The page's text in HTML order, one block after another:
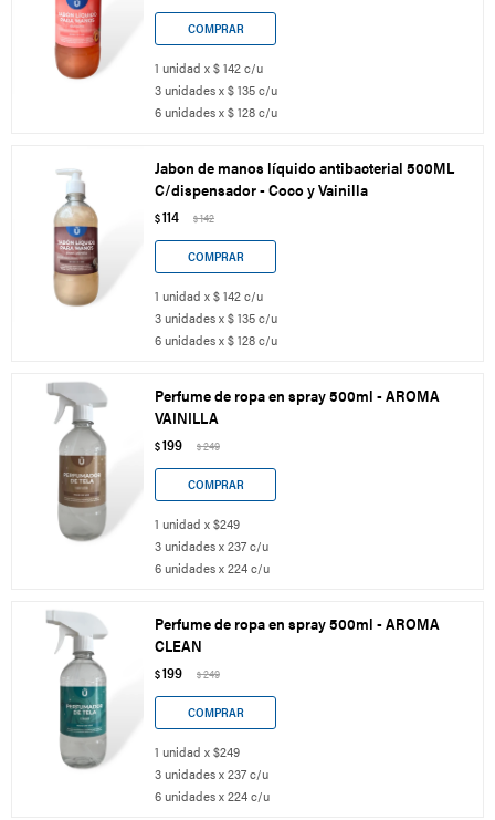
1 unidad x $ 142 c/u
3 unidades x $ 135 c/u
6 unidades x $ 128 c/u
Jabon de manos líquido antibacterial 500ML
C/dispensador - Coco y Vainilla
$114 $142
1 unidad x $ 142 c/u
3 unidades x $ 135 c/u
6 unidades x $ 128 c/u
Perfume de ropa en spray 500ml - AROMA
VAINILLA
$199 $249
1 unidad x $249
3 unidades x 237 c/u
6 unidades x 224 c/u
Perfume de ropa en spray 500ml - AROMA
CLEAN
$199 $249
1 unidad x $249
3 unidades x 237 c/u
6 unidades x 224 c/u